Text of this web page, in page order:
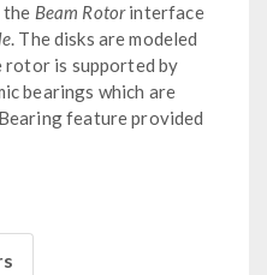
the Beam Rotorinterface
. The disks are modeled
rotor is supported by
bearings which are
feature provided